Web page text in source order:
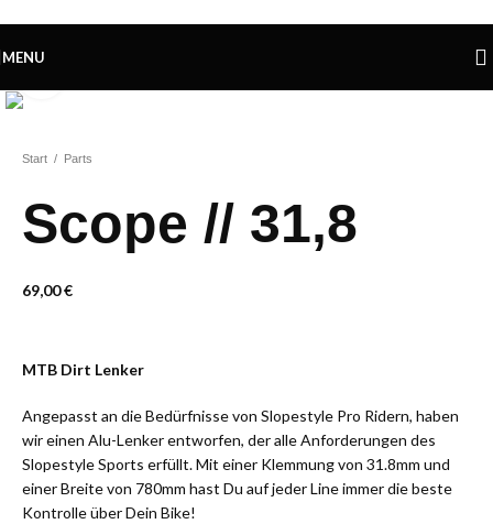
MENU
Start / Parts
Scope // 31,8
69,00€
MTB Dirt Lenker
Angepasst an die Bedürfnisse von Slopestyle Pro Ridern, haben
wir einen Alu-Lenker entworfen, der alle Anforderungen des
Slopestyle Sports erfüllt. Mit einer Klemmung von 31.8mm und
einer Breite von 780mm hast Du auf jeder Line immer die beste
Kontrolle über Dein Bike!